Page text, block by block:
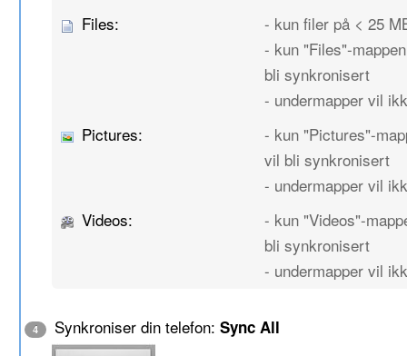
Files:
- kun filer på < 25
- kun "Files"-
bli synkronisert
- undermapper vil
Pictures:
- kun "Pictures"-
vil bli synkronisert
- undermapper vil
Videos:
- kun "Videos"-
bli synkronisert
- undermapper vil
4 Synkroniser din telefon:Sync All